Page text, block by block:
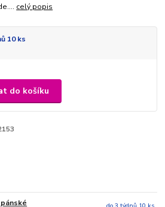
celý popis
10 ks
do košíku